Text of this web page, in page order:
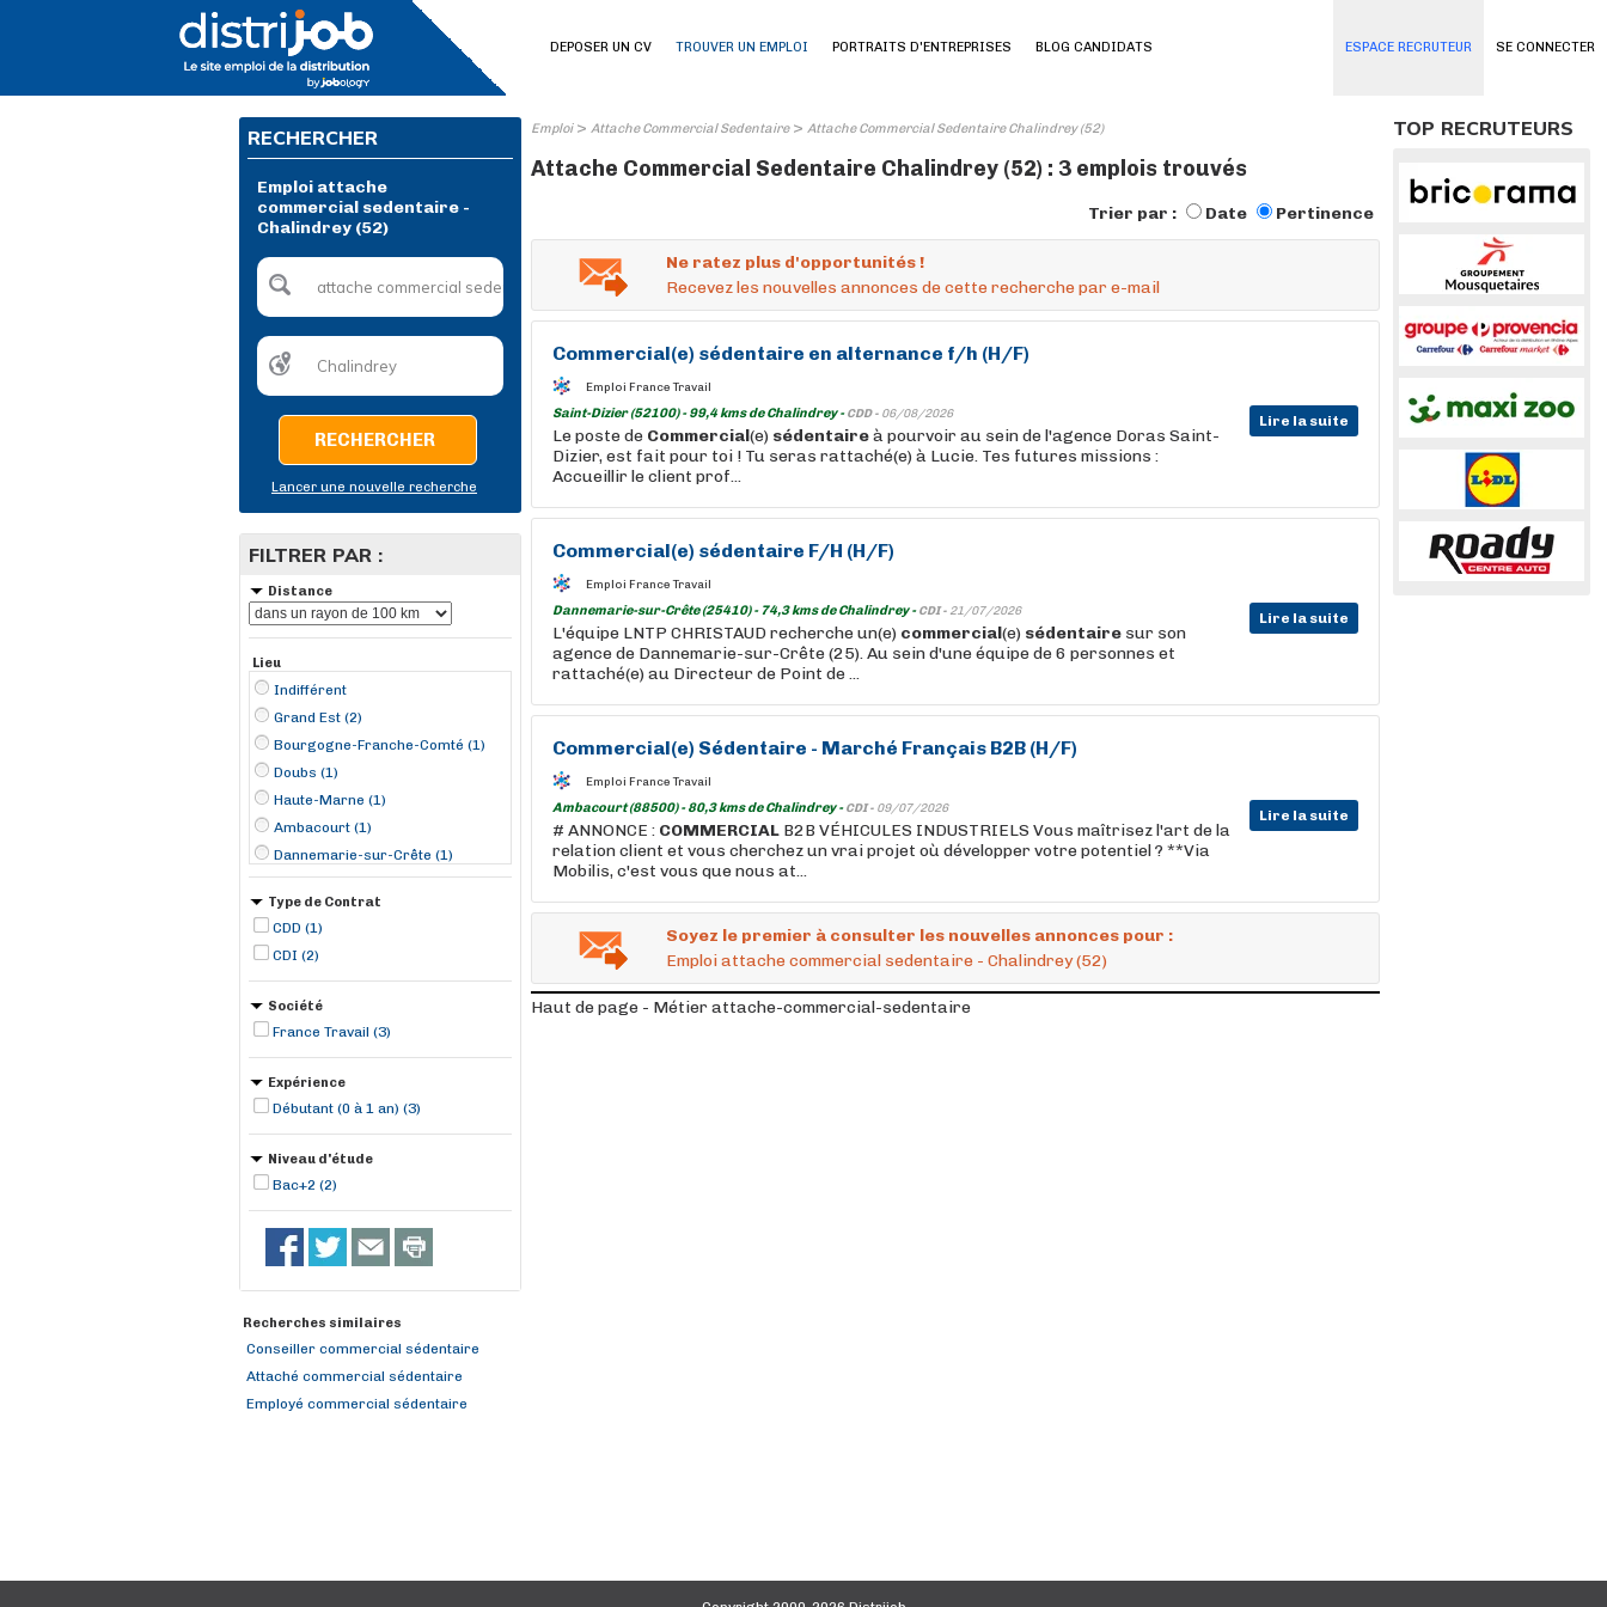
SE CONNECTER
DEPOSER UN CV TROUVER UN EMPLOI PORTRAITS D'ENTREPRISES BLOG CANDIDATS ESPACE RECRUTEUR
RECHERCHER
Emploi attache
commercial sedentaire -
Chalindrey (52)
RECHERCHER
Lancer une nouvelle recherche
FILTRER PAR :
Distance
Lieu
Indifférent
Grand Est (2)
Bourgogne-Franche-Comté (1)
Doubs (1)
Haute-Marne (1)
Ambacourt (1)
Dannemarie-sur-Crête (1)
Saint-Dizier (1)
Type de Contrat
CDD (1)
CDI (2)
Société
France Travail (3)
Expérience
Débutant (0 à 1 an) (3)
Niveau d'étude
Bac+2 (2)
Recherches similaires
Conseiller commercial sédentaire
Attaché commercial sédentaire
Employé commercial sédentaire
Emploi> Attache Commercial Sedentaire> Attache Commercial Sedentaire Chalindrey (52)
Attache Commercial Sedentaire Chalindrey (52) : 3 emplois trouvés
Trier par : Date Pertinence
Ne ratez plus d'opportunités !
Recevez les nouvelles annonces de cette recherche par e-mail
Commercial(e) sédentaire en alternance f/h (H/F)
Emploi France Travail
Saint-Dizier (52100) - 99,4 kms de Chalindrey -CDD - 06/08/2026 Lire la suite
Le poste de Commercial(e) sédentaireà pourvoir au sein de l'agence Doras Saint-
Dizier, est fait pour toi ! Tu seras rattaché(e) à Lucie. Tes futures missions :
Accueillir le client prof...
Commercial(e) sédentaire F/H (H/F)
Emploi France Travail
Dannemarie-sur-Crête (25410) - 74,3 kms de Chalindrey -CDI - 21/07/2026 Lire la suite
L'équipe LNTP CHRISTAUD recherche un(e) commercial(e) sédentaire sur son
agence de Dannemarie-sur-Crête (25). Au sein d'une équipe de 6 personnes et
rattaché(e) au Directeur de Point de ...
Commercial(e) Sédentaire - Marché Français B2B (H/F)
Emploi France Travail
Ambacourt (88500) - 80,3 kms de Chalindrey -CDI - 09/07/2026 Lire la suite
# ANNONCE : COMMERCIAL B2B VÉHICULES INDUSTRIELS Vous maîtrisez l'art de la
relation client et vous cherchez un vrai projet où développer votre potentiel ? **Via
Mobilis, c'est vous que nous at...
Soyez le premier à consulter les nouvelles annonces pour :
Emploi attache commercial sedentaire - Chalindrey (52)
Haut de page - Métier attache-commercial-sedentaire
TOP RECRUTEURS